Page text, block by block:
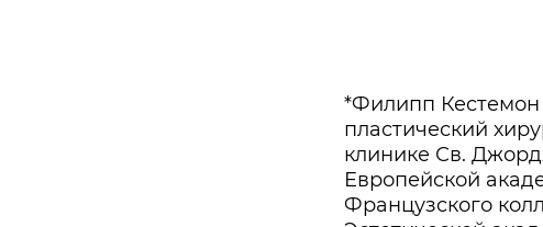
*Филипп Кестемон
пластический
клинике Св.
Европейской
Французского